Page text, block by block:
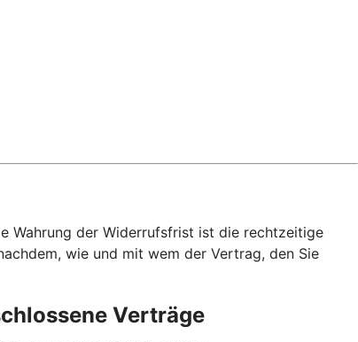
Wahrung der Widerrufsfrist ist die rechtzeitige
wie und mit wem der Vertrag, den Sie
Verträge